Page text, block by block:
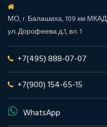
МО, г. Балашиха, 109 км МКАД
ул. Дорофеева д.1, вл. 1
+7(495) 888-07-07
+7(900) 154-65-15
WhatsApp